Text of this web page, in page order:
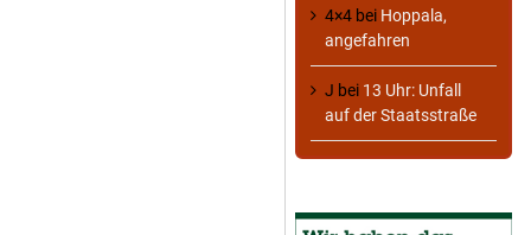
4×4 bei Hoppala,
angefahren
J bei 13 Uhr: Unfall
auf der Staatsstraße